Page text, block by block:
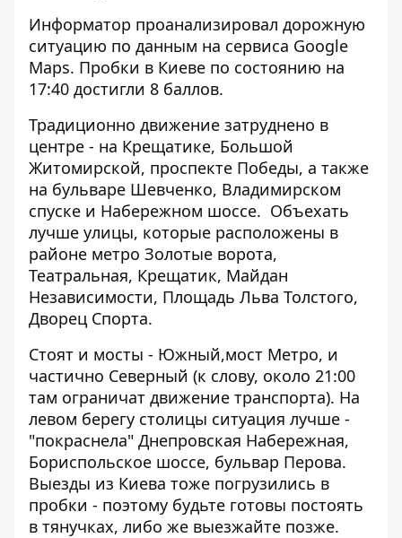
Информатор проанализировал дорожную
ситуацию по данным на сервиса Google
Maps. Пробки в Киеве по состоянию на
17:40 достигли 8 баллов.
Традиционно движение затруднено в
центре - на Крещатике, Большой
Житомирской, проспекте Победы, а также
на бульваре Шевченко, Владимирском
спуске и Набережном шоссе. Объехать
лучше улицы, которые расположены в
районе метро Золотые ворота,
Театральная, Крещатик, Майдан
Независимости, Площадь Льва Толстого,
Дворец Спорта.
Стоят и мосты - Южный,мост Метро, и
частично Северный (к слову, около 21:00
там ограничат движение транспорта). На
левом берегу столицы ситуация лучше -
"покраснела" Днепровская Набережная,
Бориспольское шоссе, бульвар Перова.
Выезды из Киева тоже погрузились в
пробки - поэтому будьте готовы постоять
в тянучках, либо же выезжайте позже.